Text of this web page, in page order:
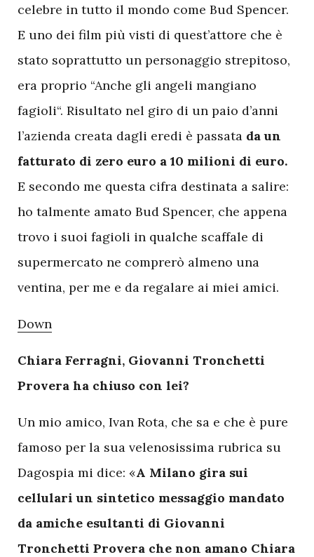
celebre in tutto il mondo come Bud Spencer.
E uno dei film più visti di quest’attore che è
stato soprattutto un personaggio strepitoso,
era proprio “Anche gli angeli mangiano
fagioli“. Risultato nel giro di un paio d’anni
l’azienda creata dagli eredi è passata da un
fatturato di zero euro a 10 milioni di euro.
E secondo me questa cifra destinata a salire:
ho talmente amato Bud Spencer, che appena
trovo i suoi fagioli in qualche scaffale di
supermercato ne comprerò almeno una
ventina, per me e da regalare ai miei amici.
Down
Chiara Ferragni, Giovanni Tronchetti
Provera ha chiuso con lei?
Un mio amico, Ivan Rota, che sa e che è pure
famoso per la sua velenosissima rubrica su
Dagospia mi dice: «A Milano gira sui
cellulari un sintetico messaggio mandato
da amiche esultanti di Giovanni
Tronchetti Provera che non amano Chiara